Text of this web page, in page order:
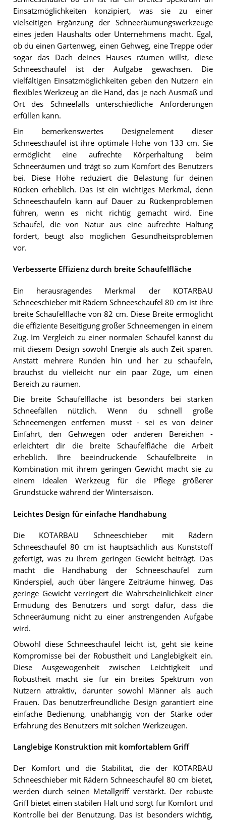
Einsatzmöglichkeiten konzipiert, was sie zu einer
vielseitigen Ergänzung der Schneeräumungswerkzeuge
eines jeden Haushalts oder Unternehmens macht. Egal,
ob du einen Gartenweg, einen Gehweg, eine Treppe oder
sogar das Dach deines Hauses räumen willst, diese
Schneeschaufel ist der Aufgabe gewachsen. Die
vielfältigen Einsatzmöglichkeiten geben den Nutzern ein
flexibles Werkzeug an die Hand, das je nach Ausmaß und
Ort des Schneefalls unterschiedliche Anforderungen
erfüllen kann.
Ein bemerkenswertes Designelement dieser
Schneeschaufel ist ihre optimale Höhe von 133 cm. Sie
ermöglicht eine aufrechte Körperhaltung beim
Schneeräumen und trägt so zum Komfort des Benutzers
bei. Diese Höhe reduziert die Belastung für deinen
Rücken erheblich. Das ist ein wichtiges Merkmal, denn
Schneeschaufeln kann auf Dauer zu Rückenproblemen
führen, wenn es nicht richtig gemacht wird. Eine
Schaufel, die von Natur aus eine aufrechte Haltung
fördert, beugt also möglichen Gesundheitsproblemen
vor.
Verbesserte Effizienz durch breite Schaufelfläche
Ein herausragendes Merkmal der KOTARBAU
Schneeschieber mit Rädern Schneeschaufel 80 cm ist ihre
breite Schaufelfläche von 82 cm. Diese Breite ermöglicht
die effiziente Beseitigung großer Schneemengen in einem
Zug. Im Vergleich zu einer normalen Schaufel kannst du
mit diesem Design sowohl Energie als auch Zeit sparen.
Anstatt mehrere Runden hin und her zu schaufeln,
brauchst du vielleicht nur ein paar Züge, um einen
Bereich zu räumen.
Die breite Schaufelfläche ist besonders bei starken
Schneefällen nützlich. Wenn du schnell große
Schneemengen entfernen musst - sei es von deiner
Einfahrt, den Gehwegen oder anderen Bereichen -
erleichtert dir die breite Schaufelfläche die Arbeit
erheblich. Ihre beeindruckende Schaufelbreite in
Kombination mit ihrem geringen Gewicht macht sie zu
einem idealen Werkzeug für die Pflege größerer
Grundstücke während der Wintersaison.
Leichtes Design für einfache Handhabung
Die KOTARBAU Schneeschieber mit Rädern
Schneeschaufel 80 cm ist hauptsächlich aus Kunststoff
gefertigt, was zu ihrem geringen Gewicht beiträgt. Das
macht die Handhabung der Schneeschaufel zum
Kinderspiel, auch über längere Zeiträume hinweg. Das
geringe Gewicht verringert die Wahrscheinlichkeit einer
Ermüdung des Benutzers und sorgt dafür, dass die
Schneeräumung nicht zu einer anstrengenden Aufgabe
wird.
Obwohl diese Schneeschaufel leicht ist, geht sie keine
Kompromisse bei der Robustheit und Langlebigkeit ein.
Diese Ausgewogenheit zwischen Leichtigkeit und
Robustheit macht sie für ein breites Spektrum von
Nutzern attraktiv, darunter sowohl Männer als auch
Frauen. Das benutzerfreundliche Design garantiert eine
einfache Bedienung, unabhängig von der Stärke oder
Erfahrung des Benutzers mit solchen Werkzeugen.
Langlebige Konstruktion mit komfortablem Griff
Der Komfort und die Stabilität, die der KOTARBAU
Schneeschieber mit Rädern Schneeschaufel 80 cm bietet,
werden durch seinen Metallgriff verstärkt. Der robuste
Griff bietet einen stabilen Halt und sorgt für Komfort und
Kontrolle bei der Benutzung. Das ist besonders wichtig,